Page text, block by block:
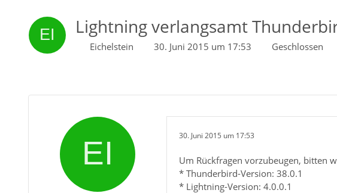
Lightning verlangsamt
Eichelstein 30. Juni 2015 um 17:53 Geschlossen
30. Juni 2015 um 17:53
Um Rückfragen vorzubeugen, bitten
* Thunderbird-Version: 38.0.1
* Lightning-Version: 4.0.0.1